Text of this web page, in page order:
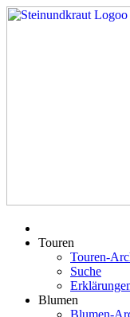
Touren
Touren-
Suche
Blumen
Blumen-